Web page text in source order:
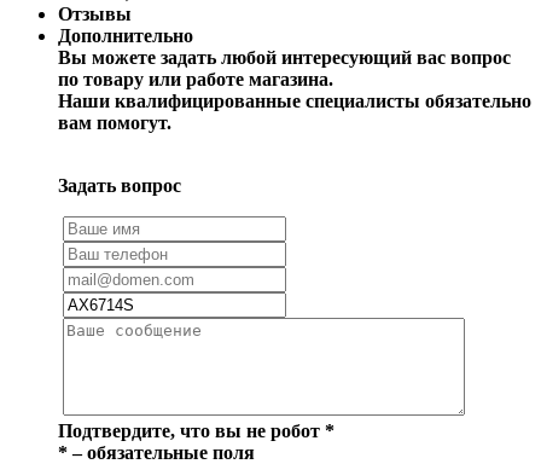
Отзывы
Дополнительно
Вы можете задать любой интересующий вас вопрос
по товару или работе магазина.
Наши квалифицированные специалисты обязательно
вам помогут.
Задать вопрос
Подтвердите, что вы не робот *
*– обязательные поля